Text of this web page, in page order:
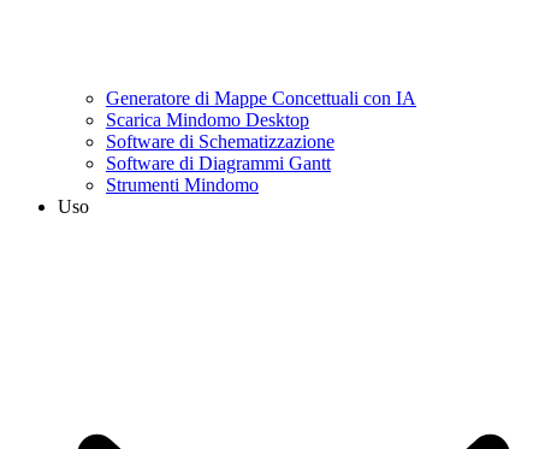
Generatore di Mappe Concettuali con IA
Scarica Mindomo Desktop
Software di Schematizzazione
Software di Diagrammi Gantt
Strumenti Mindomo
Uso